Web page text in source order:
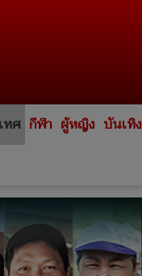
ทศ กีฬา ผู้หญิง บันเทิง